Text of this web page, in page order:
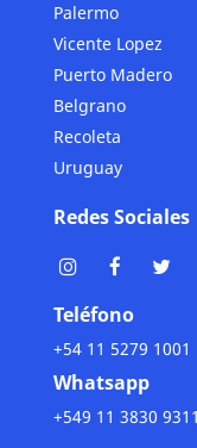
Palermo
Vicente Lopez
Puerto Madero
Belgrano
Recoleta
Uruguay
Redes Sociales
Teléfono
+54 11 5279 1001
Whatsapp
+549 11 3830 9311